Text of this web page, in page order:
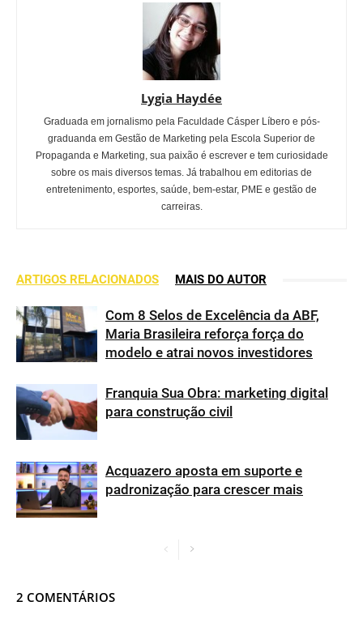
Lygia Haydée
Graduada em jornalismo pela Faculdade Cásper Líbero e pós-
graduanda em Gestão de Marketing pela Escola Superior de
Propaganda e Marketing, sua paixão é escrever e tem curiosidade
sobre os mais diversos temas. Já trabalhou em editorias de
entretenimento, esportes, saúde, bem-estar, PME e gestão de
carreiras.
ARTIGOS RELACIONADOS MAIS DO AUTOR
Com 8 Selos de Excelência da ABF,
Maria Brasileira reforça força do
modelo e atrai novos investidores
Franquia Sua Obra: marketing digital
para construção civil
Acquazero aposta em suporte e
padronização para crescer mais
2 COMENTÁRIOS